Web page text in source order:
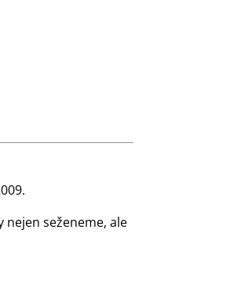
nejen seženeme, ale